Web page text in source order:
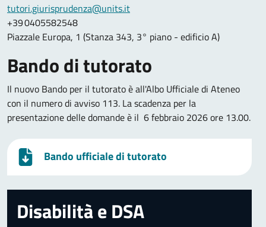
tutori.giurisprudenza@units.it
+39 0405582548
Piazzale Europa, 1 (Stanza 343, 3° piano - edificio A)
Bando di tutorato
Il nuovo Bando per il tutorato è all'Albo Ufficiale di Ateneo
con il numero di avviso 113. La scadenza per la
presentazione delle domande è il 6 febbraio 2026 ore 13.00.
Bando ufficiale di tutorato
Disabilità e DSA